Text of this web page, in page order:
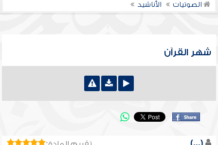
الصوتيات الأناشيد
شهر القرآن
(...)